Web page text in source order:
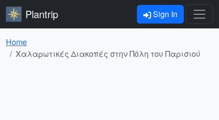
Plantrip Sign In
Home
Χαλαρωτικές Διακοπές στην Πόλη του Παρισιού